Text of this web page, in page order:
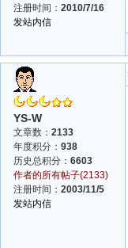
注册时间： 2010/7/16
发站内信
YS-W
文章数： 2133
年度积分： 938
历史总积分： 6603
作者的所有帖子(2133)
注册时间： 2003/11/5
发站内信